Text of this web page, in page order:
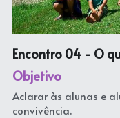
Encontro 04 - O
Objetivo
Aclarar às alunas e
convivência.